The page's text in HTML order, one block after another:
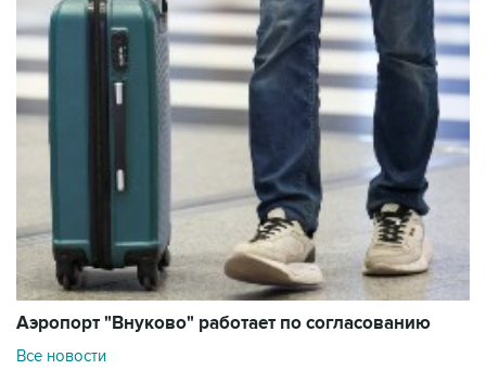
Аэропорт "Внуково" работает по согласованию
Все новости